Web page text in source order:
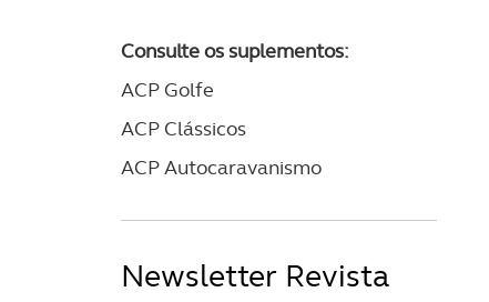
Consulte os suplementos:
ACP Golfe
ACP Clássicos
ACP Autocaravanismo
Newsletter Revista